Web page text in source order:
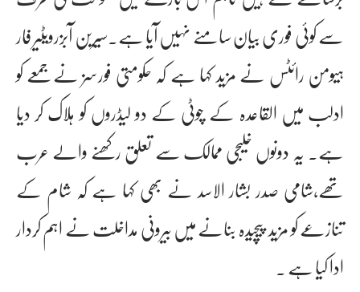
سے کوئی فوری بیان سامنے نہیں آیا ہے۔سیرین آبزرویٹیر فار
ہیومن رائٹس نے مزید کہا ہے کہ حکومتی فورسز نے جمعے کو
ادلب میں القاعدہ کے چوٹی کے دو لیڈروں کو ہلاک کر دیا
ہے۔ یہ دونوں خلیجی ممالک سے تعلق رکھنے والے عرب
تھے،شامی صدر بشار الاسد نے بھی کہا ہے کہ شام کے
تنازعے کو مزید پیچیدہ بنانے میں بیرونی مداخلت نے اہم کردار
ادا کیا ہے ۔